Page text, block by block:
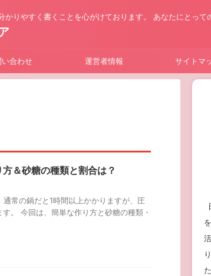
りやすく書くことを心がけております。 あなたにとって
い合わせ 運営者情報 サイトマ
＆砂糖の種類と割合は？
常の鍋だと1時間以上かかりますが、圧
。 今回は、簡単な作り方と砂糖の種類・